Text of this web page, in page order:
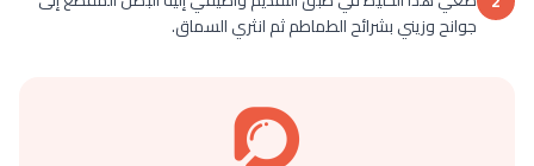
جوانح وزيني بشرائح الطماطم ثم انثري السماق.